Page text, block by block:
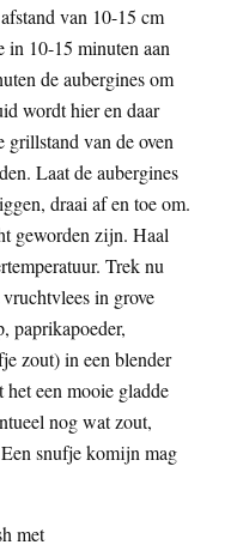
van 10-15 cm
in 10-15 minuten aan
de aubergines om
wordt hier en daar
van de oven
Laat de aubergines
draai af en toe om.
geworden zijn. Haal
Trek nu
in grove
paprikapoeder,
zout) in een blender
een mooie gladde
nog wat zout,
snufje komijn mag